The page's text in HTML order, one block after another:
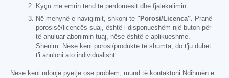
Kyçu me emrin tënd të përdoruesit dhe fjalëkalimin.
Në menynë e navigimit, shkoni te "Porosi/Licenca". Pranë
porosisë/licencës suaj, është i disponueshëm një buton për
të anuluar abonimin tuaj, nëse është e aplikueshme.
Shënim: Nëse keni porosi/produkte të shumta, do t'ju duhet
t'i anuloni ato individualisht.
Nëse keni ndonjë pyetje ose problem, mund të kontaktoni Ndihmën e